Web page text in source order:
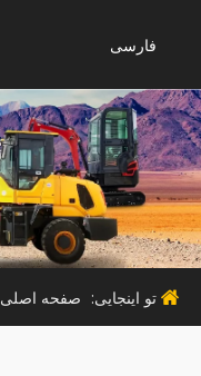
فارسی
indonesia
Türk dili
ไทย
Italiano
Deutsch
Português
Español
تو اینجایی: صفحه اصلی